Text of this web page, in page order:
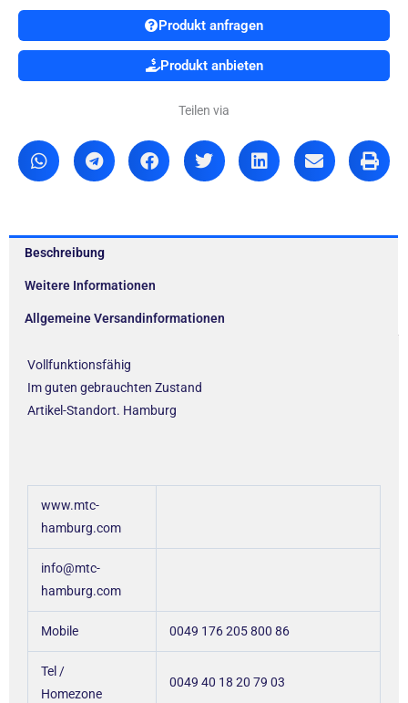
Produkt anfragen
Produkt anbieten
Teilen via
Beschreibung
Weitere Informationen
Allgemeine Versandinformationen
Vollfunktionsfähig
Im guten gebrauchten Zustand
Artikel-Standort. Hamburg
www.mtc-
hamburg.com
info@mtc-
hamburg.com
Mobile 0049 176 205 800 86
Tel /
Homezone
0049 40 18 20 79 03